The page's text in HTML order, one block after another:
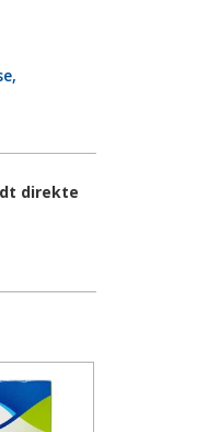
direkte